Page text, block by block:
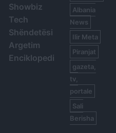
Showbiz
Tech
Shëndetësi
Argetim
Enciklopedi
Albania
News
Ilir Meta
Piranjat
gazeta,
tv,
portale
Sali
Berisha